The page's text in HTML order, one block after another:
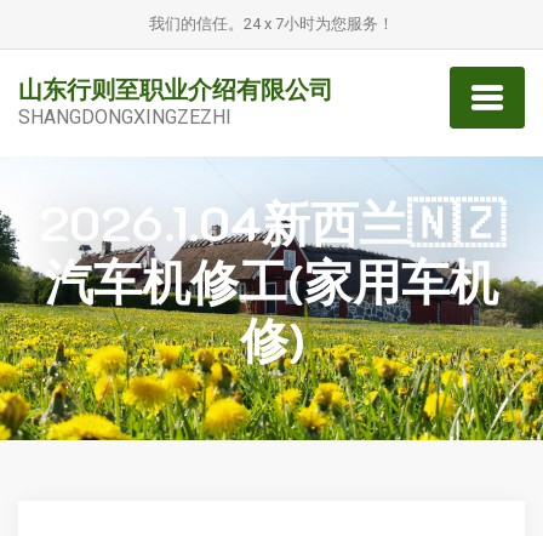
我们的信任。24 x 7小时为您服务！
山东行则至职业介绍有限公司
SHANGDONGXINGZEZHI
2026.1.04新西兰🇳🇿
汽车机修工(家用车机
修)